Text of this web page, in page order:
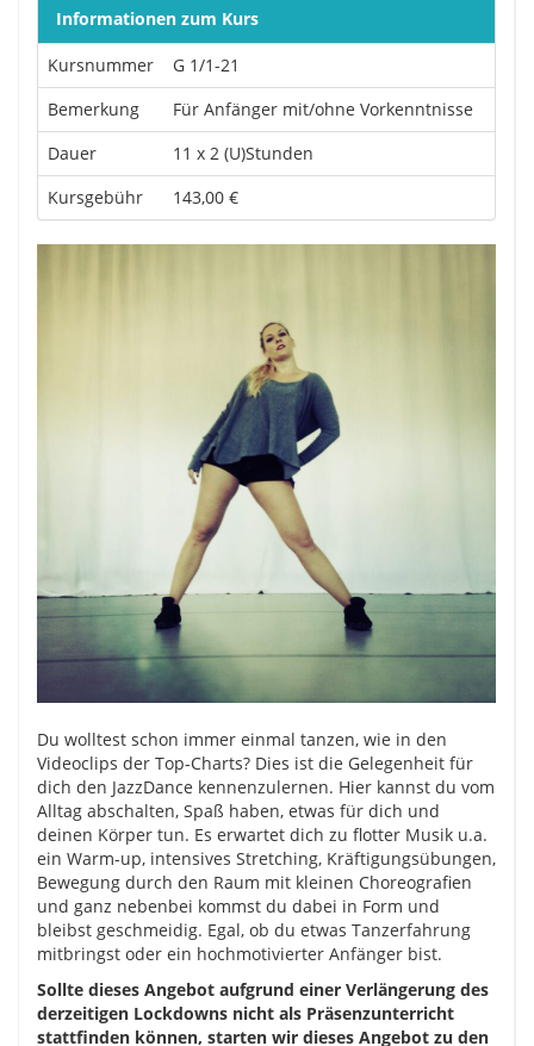
Informationen zum Kurs
Kursnummer
G 1/1-21
Bemerkung
Für Anfänger mit/ohne Vorkenntnisse
Dauer
11 x 2 (U)Stunden
Kursgebühr
143,00 €
Du wolltest schon immer einmal tanzen, wie in den
Videoclips der Top-Charts? Dies ist die Gelegenheit für
dich den JazzDance kennenzulernen. Hier kannst du vom
Alltag abschalten, Spaß haben, etwas für dich und
deinen Körper tun. Es erwartet dich zu flotter Musik u.a.
ein Warm-up, intensives Stretching, Kräftigungsübungen,
Bewegung durch den Raum mit kleinen Choreografien
und ganz nebenbei kommst du dabei in Form und
bleibst geschmeidig. Egal, ob du etwas Tanzerfahrung
mitbringst oder ein hochmotivierter Anfänger bist.
Sollte dieses Angebot aufgrund einer Verlängerung des
derzeitigen Lockdowns nicht als Präsenzunterricht
stattfinden können, starten wir dieses Angebot zu den